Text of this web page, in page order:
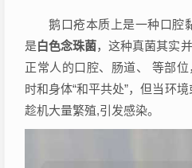
鹅口疮本质上是一种口腔
是白色念珠菌，这种真菌其实
正常人的口腔、肠道、 等部
时和身体“和平共处”，但当环
趁机大量繁殖,引发感染。